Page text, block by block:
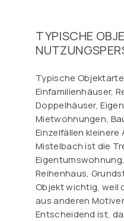
TYPISCHE
Typische
Einfamilienhäuser,
Doppelhäuser,
Mietwohnungen,
Einzelfällen kleinere
Mistelbach ist die
Reihenhaus,
Objekt wichtig, weil
aus anderen
Entscheidend ist,